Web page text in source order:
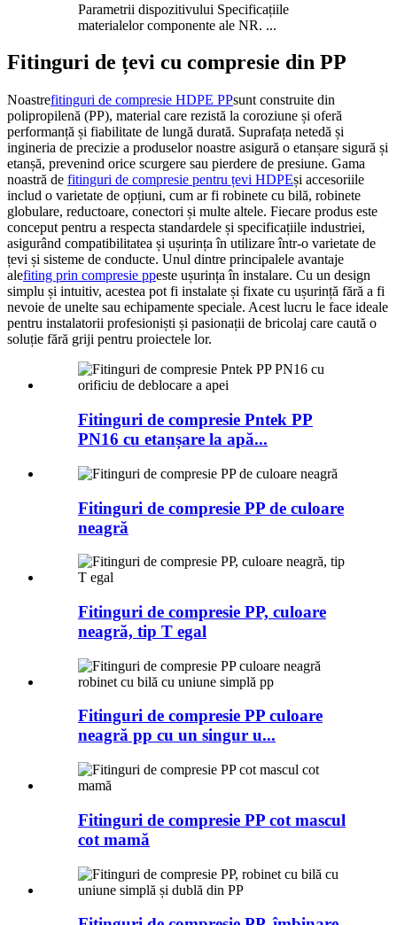
Parametrii dispozitivului Specificațiile
materialelor componente ale NR. ...
Fitinguri de țevi cu compresie din PP
Noastrefitinguri de compresie HDPE PPsunt construite din
polipropilenă (PP), material care rezistă la coroziune și oferă
performanță și fiabilitate de lungă durată. Suprafața netedă și
ingineria de precizie a produselor noastre asigură o etanșare sigură și
etanșă, prevenind orice scurgere sau pierdere de presiune. Gama
noastră de fitinguri de compresie pentru țevi HDPEși accesoriile
includ o varietate de opțiuni, cum ar fi robinete cu bilă, robinete
globulare, reductoare, conectori și multe altele. Fiecare produs este
conceput pentru a respecta standardele și specificațiile industriei,
asigurând compatibilitatea și ușurința în utilizare într-o varietate de
țevi și sisteme de conducte. Unul dintre principalele avantaje
alefiting prin compresie ppeste ușurința în instalare. Cu un design
simplu și intuitiv, acestea pot fi instalate și fixate cu ușurință fără a fi
nevoie de unelte sau echipamente speciale. Acest lucru le face ideale
pentru instalatorii profesioniști și pasionații de bricolaj care caută o
soluție fără griji pentru proiectele lor.
Fitinguri de compresie Pntek PP
PN16 cu etanșare la apă...
Fitinguri de compresie PP de culoare
neagră
Fitinguri de compresie PP, culoare
neagră, tip T egal
Fitinguri de compresie PP culoare
neagră pp cu un singur u...
Fitinguri de compresie PP cot mascul
cot mamă